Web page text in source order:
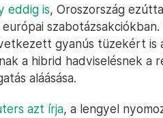
eddig is, Oroszország
európai
gyanús tüzekért is
a hibrid hadviselésnek a
aláásása.
azt írja, a lengyel